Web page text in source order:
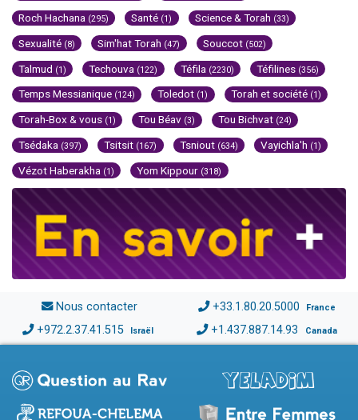
Roch Hachana (295) Santé (1) Science & Torah (33)
Sexualité (8) Sim'hat Torah (47) Souccot (502)
Talmud (1) Techouva (122) Téfila (2230) Téfilines (356)
Temps Messianique (124) Toledot (1) Torah et société (1)
Torah-Box & vous (1) Tou Béav (3) Tou Bichvat (24)
Tsédaka (397) Tsitsit (167) Tsniout (634) Vayichla'h (1)
Vézot Haberakha (1) Yom Kippour (318)
Nous contacter +33.1.80.20.5000 France
+972.2.37.41.515 Israël +1.437.887.14.93 Canada